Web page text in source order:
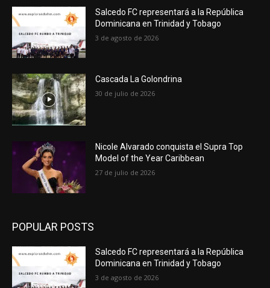
Salcedo FC representará a la República
Dominicana en Trinidad y Tobago
3 de agosto de 2026
Cascada La Golondrina
30 de julio de 2026
Nicole Alvarado conquista el Supra Top
Model of the Year Caribbean
27 de julio de 2026
POPULAR POSTS
Salcedo FC representará a la República
Dominicana en Trinidad y Tobago
3 de agosto de 2026